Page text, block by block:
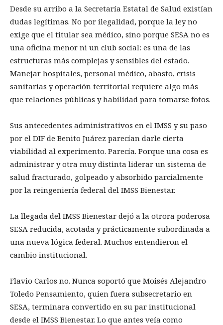
Desde su arribo a la Secretaría Estatal de Salud existían
dudas legítimas. No por ilegalidad, porque la ley no
exige que el titular sea médico, sino porque SESA no es
una oficina menor ni un club social: es una de las
estructuras más complejas y sensibles del estado.
Manejar hospitales, personal médico, abasto, crisis
sanitarias y operación territorial requiere algo más
que relaciones públicas y habilidad para tomarse fotos.
Sus antecedentes administrativos en el IMSS y su paso
por el DIF de Benito Juárez parecían darle cierta
viabilidad al experimento. Parecía. Porque una cosa es
administrar y otra muy distinta liderar un sistema de
salud fracturado, golpeado y absorbido parcialmente
por la reingeniería federal del IMSS Bienestar.
La llegada del IMSS Bienestar dejó a la otrora poderosa
SESA reducida, acotada y prácticamente subordinada a
una nueva lógica federal. Muchos entendieron el
cambio institucional.
Flavio Carlos no. Nunca soportó que Moisés Alejandro
Toledo Pensamiento, quien fuera subsecretario en
SESA, terminara convertido en su par institucional
desde el IMSS Bienestar. Lo que antes veía como